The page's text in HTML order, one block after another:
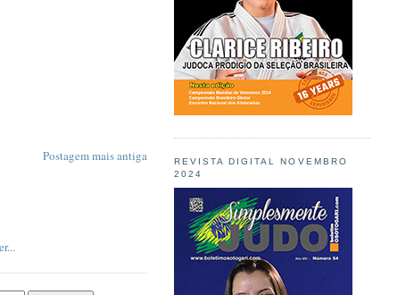
Postagem mais antiga
REVISTA DIGITAL NOVEMBRO
2024